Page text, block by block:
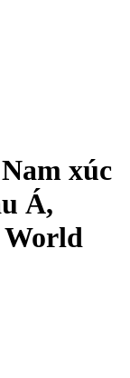
xúc
Á,
World